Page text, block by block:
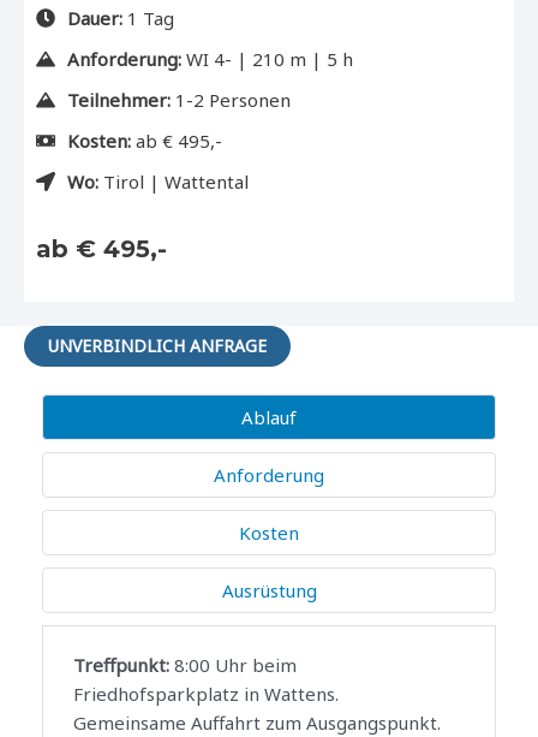
Dauer: 1 Tag
Anforderung: WI 4- | 210 m | 5 h
Teilnehmer: 1-2 Personen
Kosten: ab € 495,-
Wo: Tirol | Wattental
ab € 495,-
UNVERBINDLICH ANFRAGE
Ablauf
Anforderung
Kosten
Ausrüstung
Treffpunkt: 8:00 Uhr beim
Friedhofsparkplatz in Wattens.
Gemeinsame Auffahrt zum Ausgangspunkt.